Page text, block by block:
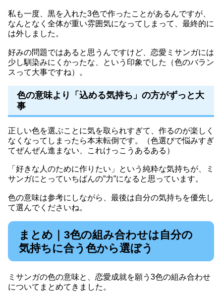
私も一度、黒を入れた3色で作ったことがあるんですが、
なんとなく全体が重い雰囲気になってしまって、最終的に
は外しました。
好みの問題ではあると思うんですけど、恋愛ミサンガには
少し馴染みにくかったな、という印象でした（色のバラン
スって大事ですね）。
色の意味より「込める気持ち」の方がずっと大
事
正しい色を選ぶことに気を取られすぎて、作るのが楽しく
なくなってしまったら本末転倒です。（色選びで悩みすぎ
てぜんぜん進まない、これけっこうあるある）
「好きな人のために作りたい」という純粋な気持ちが、ミ
サンガにとっていちばんの”力”になると思っています。
色の意味は参考にしながら、最後は自分の気持ちを優先し
て選んでくださいね。
まとめ｜3色の組み合わせは自分の
気持ちに合う色から選ぼう
ミサンガの色の意味と、恋愛成就を願う3色の組み合わせ
についてまとめてきました。